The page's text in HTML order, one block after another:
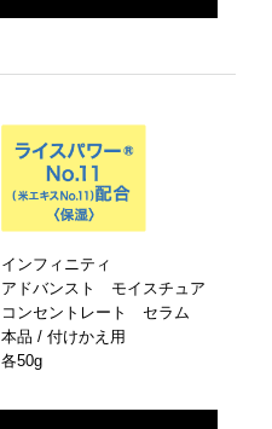
インフィニティ
アドバンスト モイスチュア
コンセントレート セラム
本品 / 付けかえ用
各50g